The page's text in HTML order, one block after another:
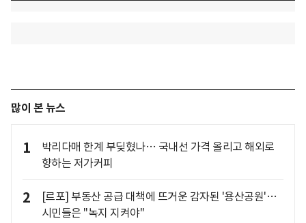
많이 본 뉴스
1
박리다매 한계 부딪혔나… 국내선 가격 올리고 해외로
향하는 저가커피
2
[르포] 부동산 공급 대책에 뜨거운 감자된 '용산공원'…
시민들은 "녹지 지켜야"